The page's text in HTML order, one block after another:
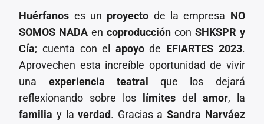
Huérfanos es un proyecto de la empresa NO
SOMOS NADA encoproducción con SHKSPR y
Cía; cuenta con el apoyode EFIARTES 2023.
Aprovechen esta increíble oportunidad de vivir
una experiencia teatral
que los dejará
reflexionando sobre los
límites del amor, la
familia y laverdad. Gracias a Sandra Narváez